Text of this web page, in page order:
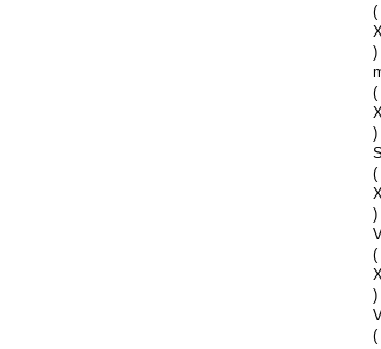
(
)
(
)
(
)
(
)
(